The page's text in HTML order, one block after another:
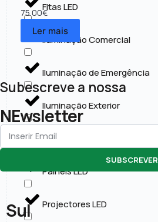
Fitas LED
Iluminação Comercial
Iluminação de Emergência
Iluminação Exterior
Lâmpadas LED
Painéis LED
Projectores LED
75.00€
Ler mais
Subescreve a nossa
NEwsletter
SUBSCREVER
Sul